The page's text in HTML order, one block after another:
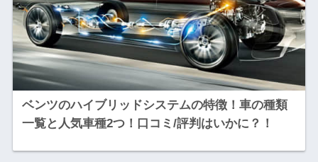
ベンツのハイブリッドシステムの特徴！車の種類
一覧と人気車種2つ！口コミ/評判はいかに？！